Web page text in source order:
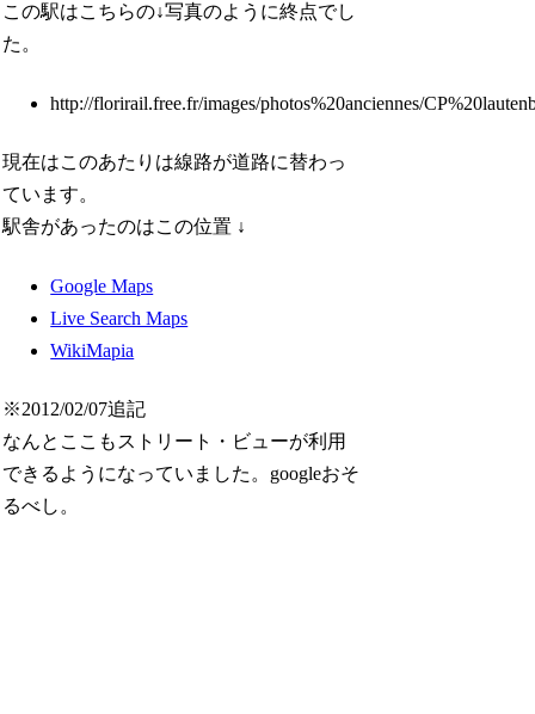
この駅はこちらの↓写真のように終点でし
た。
http://florirail.free.fr/images/photos%20anciennes/
現在はこのあたりは線路が道路に替わっ
ています。
駅舎があったのはこの位置 ↓
Google Maps
Live Search Maps
WikiMapia
※2012/02/07追記
なんとここもストリート・ビューが利用
できるようになっていました。googleおそ
るべし。